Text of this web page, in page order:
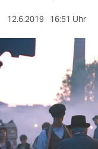
sport
berlin
wahrheit
verlag
12.6.2019 16:51 Uhr